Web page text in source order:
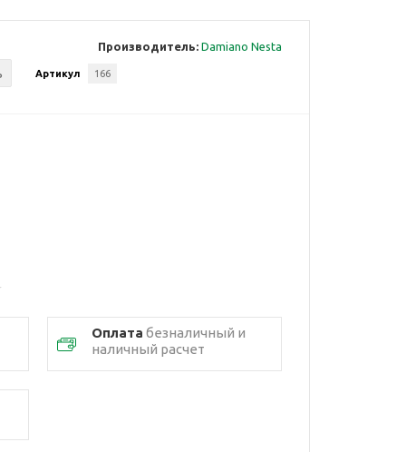
Производитель: Damiano Nesta
Артикул 166
Оплата безналичный и
наличный расчет